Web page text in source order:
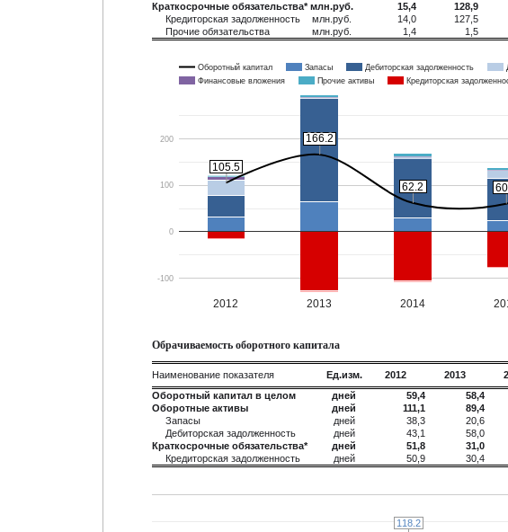
Краткосрочные обязательства* млн.руб. 15,4 128,9
Кредиторская задолженность
млн.руб. 14,0 127,5
Прочие обязательства
млн.руб. 1,4 1,5
Оборотный капитал Запасы Дебиторская задолженность
Финансовые вложения
Прочие активы Кредиторская
2012 2013 2014
-100
0
100
200
105.5
105.5
166.2
166.2
62.2
62.2
Обрачиваемость оборотного капитала
Наименование показателя Ед.изм. 2012 2013
Оборотный капитал в целом
дней 59,4 58,4
Оборотные активы
дней 111,1 89,4
Запасы
дней 38,3 20,6
Дебиторская задолженность
дней 43,1 58,0
Краткосрочные обязательства*
дней 51,8 31,0
Кредиторская задолженность
дней 50,9 30,4
118.2
118.2